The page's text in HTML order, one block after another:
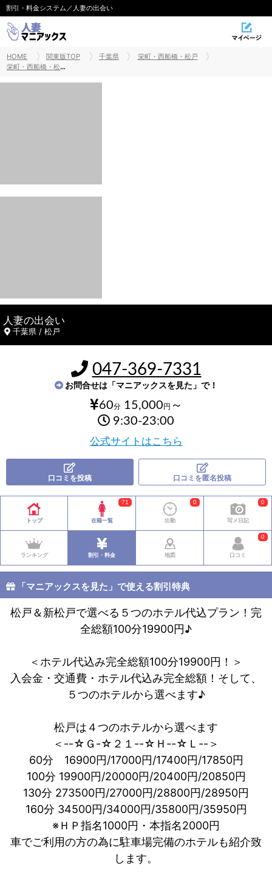
割引・料金システム／人妻の出会い
HOME 関東版TOP 千葉県
栄町・西船橋・松戸
栄町・西船橋・松戸出張・デリヘル
人妻の出会い
千葉県 / 松戸
047-369-7331
お問合せは「マニアックスを見た」で！
60分15,000 円 ～
9:30-23:00
公式サイトはこちら
口コミを投稿 口コミを匿名投稿
トップ 在籍一覧
71
出勤
0
写メ日記
0
ランキング 割引・料金 地図 口コミ
0
「マニアックスを見た」で使える割引特典
松戸＆新松戸で選べる５つのホテル代込プラン！完
全総額100分19900円♪
＜ホテル代込み完全総額100分19900円！＞
入会金・交通費・ホテル代込み完全総額！そして、
５つのホテルから選べます♪
松戸は４つのホテルから選べます
＜--☆Ｇ-☆２１--☆Ｈ--☆Ｌ--＞
60分 16900円/17000円/17400円/17850円
100分 19900円/20000円/20400円/20850円
130分 273500円/27000円/28800円/28950円
160分 34500円/34000円/35800円/35950円
※ＨＰ指名1000円・本指名2000円
車でご利用の方の為に駐車場完備のホテルも紹介致
します。